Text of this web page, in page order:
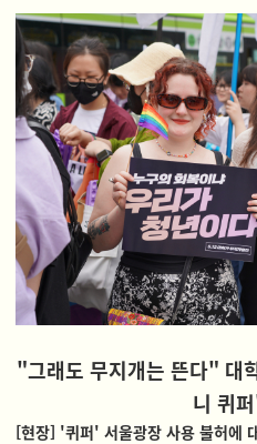
"그래도 무지개는 뜬다" 대
니 퀴
[현장] '퀴퍼' 서울광장 사용 불허에